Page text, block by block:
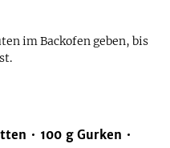
im Backofen geben, bis
100 g Gurken